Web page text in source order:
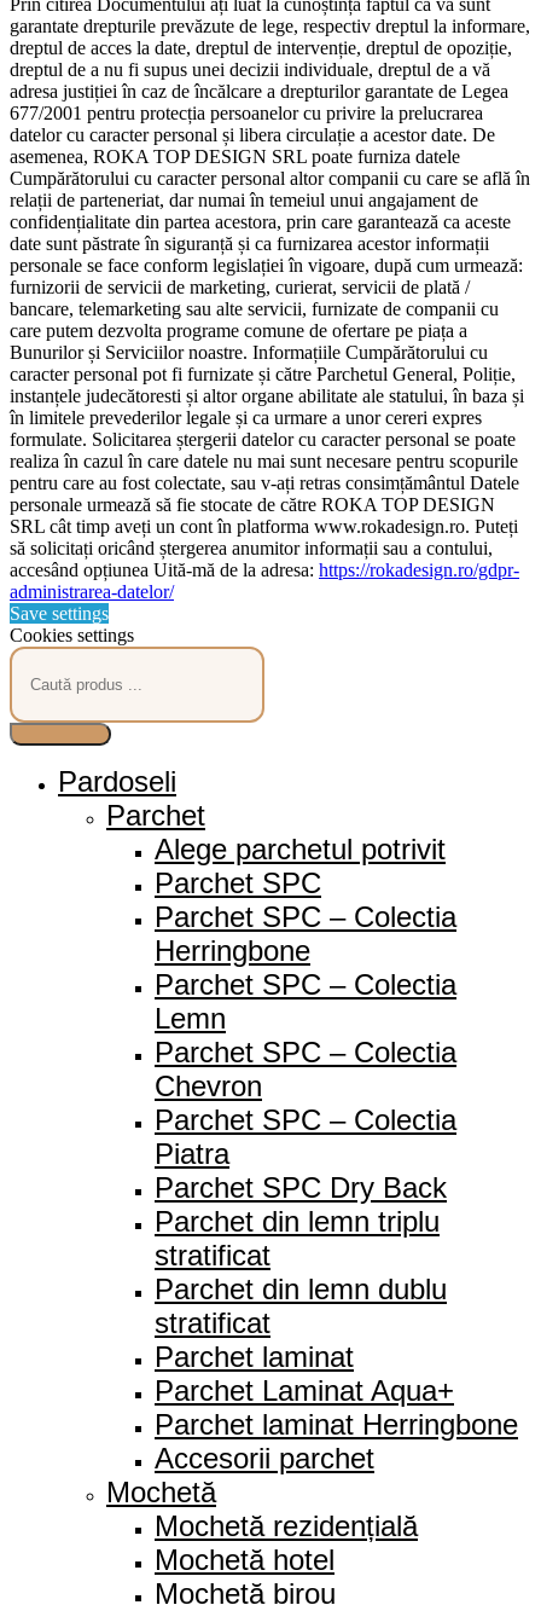
garantate drepturile prevăzute de lege, respectiv dreptul la informare,
dreptul de acces la date, dreptul de intervenție, dreptul de opoziție,
dreptul de a nu fi supus unei decizii individuale, dreptul de a vă
adresa justiției în caz de încălcare a drepturilor garantate de Legea
677/2001 pentru protecția persoanelor cu privire la prelucrarea
datelor cu caracter personal și libera circulație a acestor date. De
asemenea, ROKA TOP DESIGN SRL poate furniza datele
Cumpărătorului cu caracter personal altor companii cu care se află în
relații de parteneriat, dar numai în temeiul unui angajament de
confidențialitate din partea acestora, prin care garantează ca aceste
date sunt păstrate în siguranță și ca furnizarea acestor informații
personale se face conform legislației în vigoare, după cum urmează:
furnizorii de servicii de marketing, curierat, servicii de plată /
bancare, telemarketing sau alte servicii, furnizate de companii cu
care putem dezvolta programe comune de ofertare pe piața a
Bunurilor și Serviciilor noastre. Informațiile Cumpărătorului cu
caracter personal pot fi furnizate și către Parchetul General, Poliție,
instanțele judecătoresti și altor organe abilitate ale statului, în baza și
în limitele prevederilor legale și ca urmare a unor cereri expres
formulate. Solicitarea ștergerii datelor cu caracter personal se poate
realiza în cazul în care datele nu mai sunt necesare pentru scopurile
pentru care au fost colectate, sau v-ați retras consimțământul Datele
personale urmează să fie stocate de către ROKA TOP DESIGN
SRL cât timp aveți un cont în platforma www.rokadesign.ro. Puteți
să solicitați oricând ștergerea anumitor informații sau a contului,
accesând opțiunea Uită-mă de la adresa: https://rokadesign.ro/gdpr-
administrarea-datelor/
Save settings
Cookies settings
Products
search
Pardoseli
Parchet
Alege parchetul potrivit
Parchet SPC
Parchet SPC – Colectia
Herringbone
Parchet SPC – Colectia
Lemn
Parchet SPC – Colectia
Chevron
Parchet SPC – Colectia
Piatra
Parchet SPC Dry Back
Parchet din lemn triplu
stratificat
Parchet din lemn dublu
stratificat
Parchet laminat
Parchet Laminat Aqua+
Parchet laminat Herringbone
Accesorii parchet
Mochetă
Mochetă rezidențială
Mochetă hotel
Mochetă birou